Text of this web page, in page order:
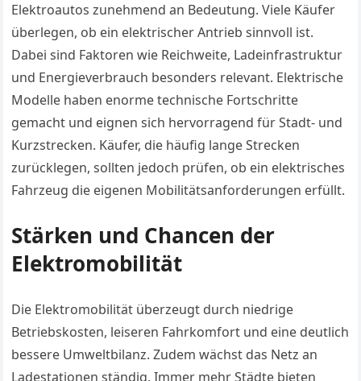
Elektroautos zunehmend an Bedeutung. Viele Käufer
überlegen, ob ein elektrischer Antrieb sinnvoll ist.
Dabei sind Faktoren wie Reichweite, Ladeinfrastruktur
und Energieverbrauch besonders relevant. Elektrische
Modelle haben enorme technische Fortschritte
gemacht und eignen sich hervorragend für Stadt- und
Kurzstrecken. Käufer, die häufig lange Strecken
zurücklegen, sollten jedoch prüfen, ob ein elektrisches
Fahrzeug die eigenen Mobilitätsanforderungen erfüllt.
Stärken und Chancen der
Elektromobilität
Die Elektromobilität überzeugt durch niedrige
Betriebskosten, leiseren Fahrkomfort und eine deutlich
bessere Umweltbilanz. Zudem wächst das Netz an
Ladestationen ständig. Immer mehr Städte bieten